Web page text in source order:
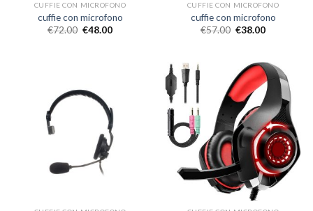
CUFFIE CON MICROFONO
cuffie con microfono
€72.00 €48.00
CUFFIE CON MICROFONO
cuffie con microfono
€57.00 €38.00